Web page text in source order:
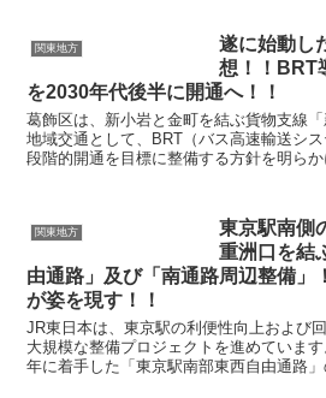
関東地方
遂に始動し
想！！BRT
を2030年代後半に開通へ！！
葛飾区は、新小岩と金町を結ぶ貨物支線
地域交通として、BRT（バス高速輸送シ
段階的開通を目標に整備する方針を明ら
関東地方
東京駅南側
重洲口を結
由通路」及び「南通路周辺整備」
が姿を現す！！
JR東日本は、東京駅の利便性向上および
大規模な整備プロジェクトを進めていま
年に着手した「東京駅南部東西自由通路